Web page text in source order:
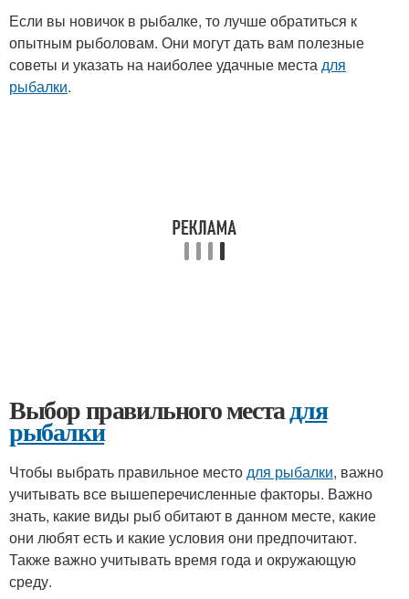
Если вы новичок в рыбалке, то лучше обратиться к
опытным рыболовам. Они могут дать вам полезные
советы и указать на наиболее удачные местадля
рыбалки.
Выбор правильного местадля
рыбалки
Чтобы выбрать правильное местодля рыбалки, важно
учитывать все вышеперечисленные факторы. Важно
знать, какие виды рыб обитают в данном месте, какие
они любят есть и какие условия они предпочитают.
Также важно учитывать время года и окружающую
среду.